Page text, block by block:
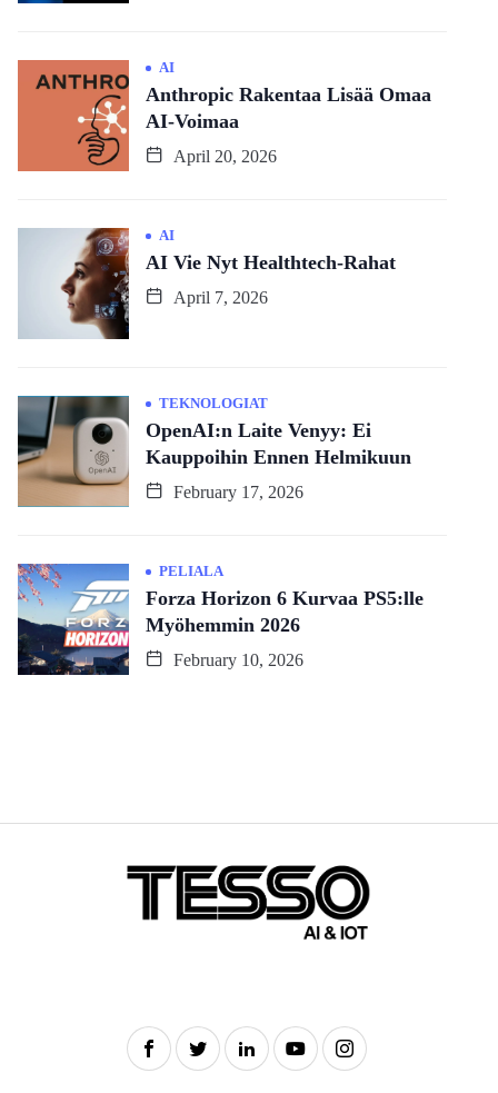
AI
Anthropic Rakentaa Lisää Omaa
AI-Voimaa
April 20, 2026
AI
AI Vie Nyt Healthtech-Rahat
April 7, 2026
TEKNOLOGIAT
OpenAI:n Laite Venyy: Ei
Kauppoihin Ennen Helmikuun
February 17, 2026
PELIALA
Forza Horizon 6 Kurvaa PS5:lle
Myöhemmin 2026
February 10, 2026